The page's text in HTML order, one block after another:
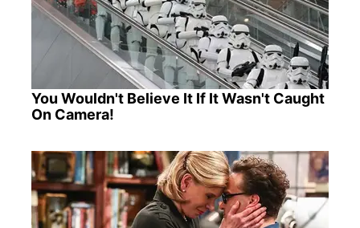
You Wouldn't Believe It If It Wasn't Caught
On Camera!